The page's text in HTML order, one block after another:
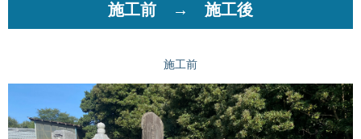
施工前 → 施工後
施工前